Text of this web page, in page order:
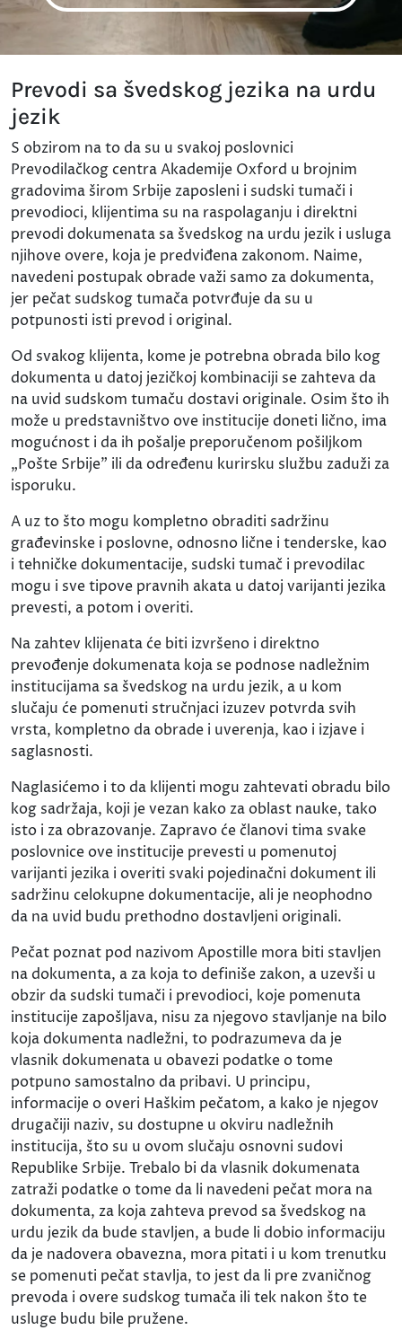
Prevodi sa švedskog jezika na urdu
jezik
S obzirom na to da su u svakoj poslovnici
Prevodilačkog centra Akademije Oxford u brojnim
gradovima širom Srbije zaposleni i sudski tumači i
prevodioci, klijentima su na raspolaganju i direktni
prevodi dokumenata sa švedskog na urdu jezik i usluga
njihove overe, koja je predviđena zakonom. Naime,
navedeni postupak obrade važi samo za dokumenta,
jer pečat sudskog tumača potvrđuje da su u
potpunosti isti prevod i original.
Od svakog klijenta, kome je potrebna obrada bilo kog
dokumenta u datoj jezičkoj kombinaciji se zahteva da
na uvid sudskom tumaču dostavi originale. Osim što ih
može u predstavništvo ove institucije doneti lično, ima
mogućnost i da ih pošalje preporučenom pošiljkom
„Pošte Srbije" ili da određenu kurirsku službu zaduži za
isporuku.
A uz to što mogu kompletno obraditi sadržinu
građevinske i poslovne, odnosno lične i tenderske, kao
i tehničke dokumentacije, sudski tumač i prevodilac
mogu i sve tipove pravnih akata u datoj varijanti jezika
prevesti, a potom i overiti.
Na zahtev klijenata će biti izvršeno i direktno
prevođenje dokumenata koja se podnose nadležnim
institucijama sa švedskog na urdu jezik, a u kom
slučaju će pomenuti stručnjaci izuzev potvrda svih
vrsta, kompletno da obrade i uverenja, kao i izjave i
saglasnosti.
Naglasićemo i to da klijenti mogu zahtevati obradu bilo
kog sadržaja, koji je vezan kako za oblast nauke, tako
isto i za obrazovanje. Zapravo će članovi tima svake
poslovnice ove institucije prevesti u pomenutoj
varijanti jezika i overiti svaki pojedinačni dokument ili
sadržinu celokupne dokumentacije, ali je neophodno
da na uvid budu prethodno dostavljeni originali.
Pečat poznat pod nazivom Apostille mora biti stavljen
na dokumenta, a za koja to definiše zakon, a uzevši u
obzir da sudski tumači i prevodioci, koje pomenuta
institucije zapošljava, nisu za njegovo stavljanje na bilo
koja dokumenta nadležni, to podrazumeva da je
vlasnik dokumenata u obavezi podatke o tome
potpuno samostalno da pribavi. U principu,
informacije o overi Haškim pečatom, a kako je njegov
drugačiji naziv, su dostupne u okviru nadležnih
institucija, što su u ovom slučaju osnovni sudovi
Republike Srbije. Trebalo bi da vlasnik dokumenata
zatraži podatke o tome da li navedeni pečat mora na
dokumenta, za koja zahteva prevod sa švedskog na
urdu jezik da bude stavljen, a bude li dobio informaciju
da je nadovera obavezna, mora pitati i u kom trenutku
se pomenuti pečat stavlja, to jest da li pre zvaničnog
prevoda i overe sudskog tumača ili tek nakon što te
usluge budu bile pružene.